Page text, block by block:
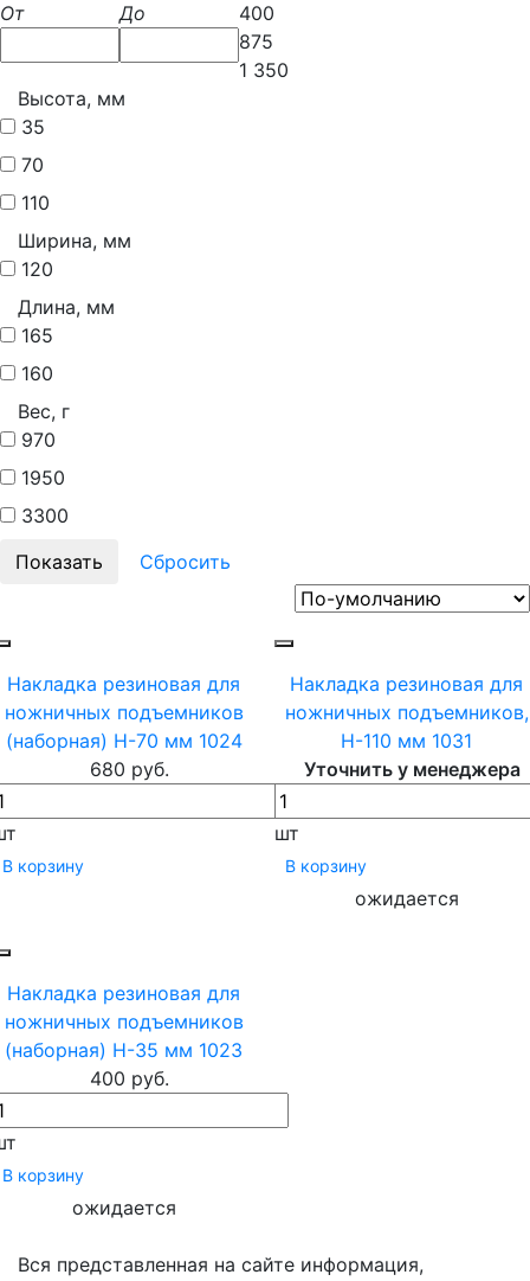
От
До
400
875
1 350
Высота, мм
35
70
110
Ширина, мм
120
Длина, мм
165
160
Вес, г
970
1950
3300
Накладка резиновая для
ножничных подъемников
(наборная) Н-70 мм 1024
680 руб.
В корзину
Накладка резиновая для
ножничных подъемников,
Н-110 мм 1031
Уточнить у менеджера
шт
В корзину
ожидается
Накладка резиновая для
ножничных подъемников
(наборная) Н-35 мм 1023
400 руб.
В корзину
ожидается
Вся представленная на сайте информация,